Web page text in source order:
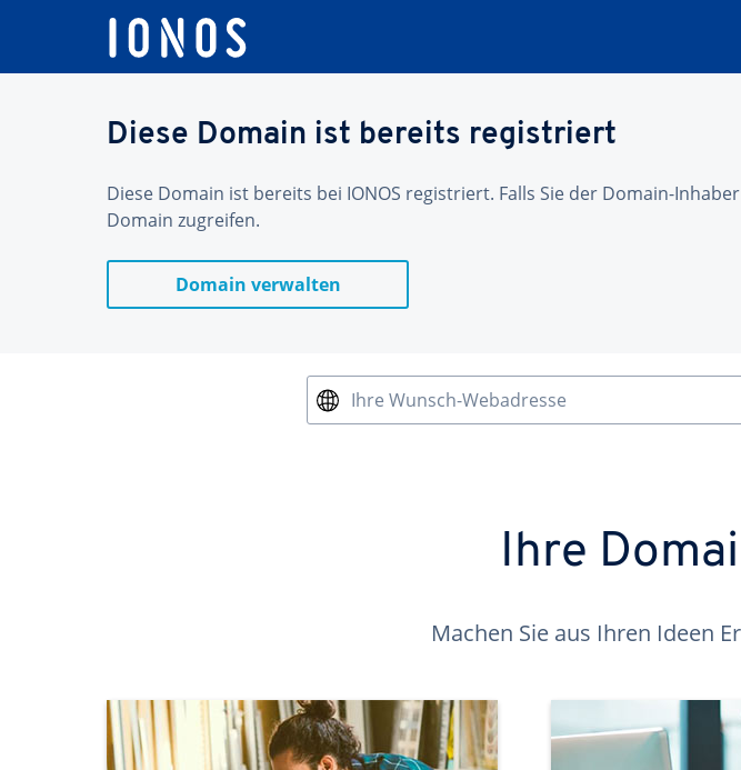
Diese Domain ist bereits registriert
Diese Domain ist bereits bei IONOS registriert. Falls Sie der Domain-
Domain zugreifen.
Domain verwalten
Ihre Wunsch-Webadresse
Ihre
Machen Sie aus Ihren Ideen